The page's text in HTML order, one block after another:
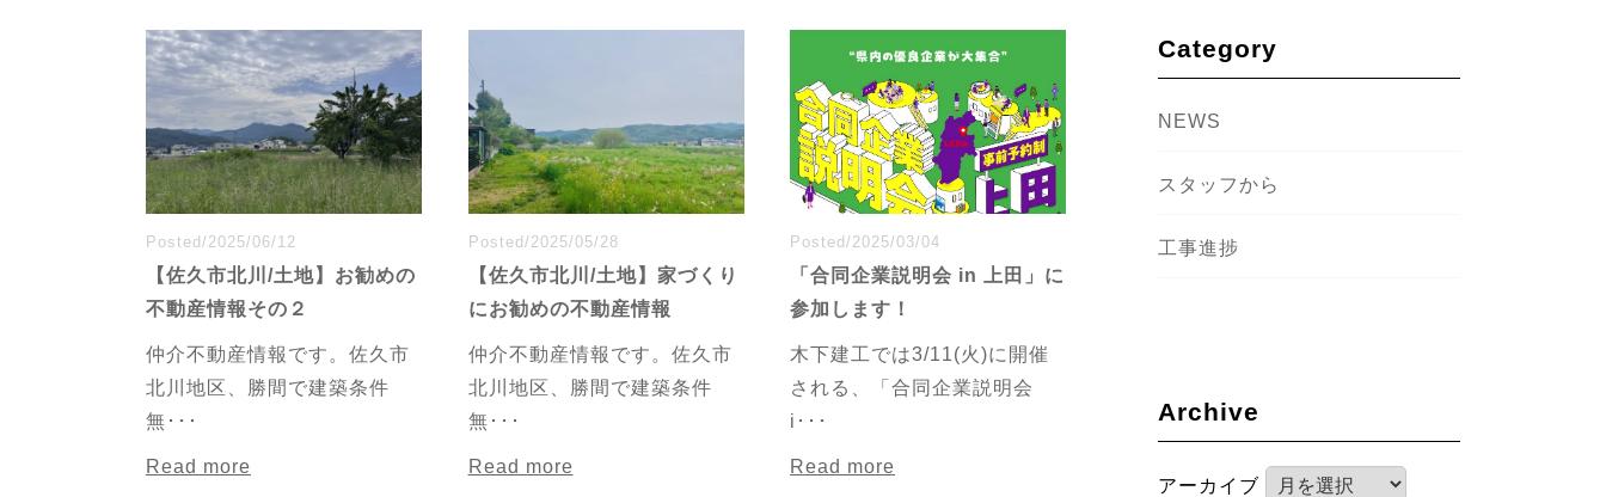
Posted/2025/06/12
【佐久市北川/土地】お勧めの
不動産情報その２
仲介不動産情報です。佐久市
北川地区、勝間で建築条件
無･･･
Read more
Posted/2025/05/28
【佐久市北川/土地】家づくり
にお勧めの不動産情報
仲介不動産情報です。佐久市
北川地区、勝間で建築条件
無･･･
Read more
Posted/2025/03/04
「合同企業説明会 in 上田」に
参加します！
木下建工では3/11(火)に開催
される、「合同企業説明会
i･･･
Read more
Category
NEWS
スタッフから
工事進捗
Archive
アーカイブ